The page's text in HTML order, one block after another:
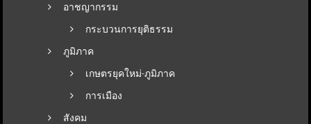
อาชญากรรม
กระบวนการยุติธรรม
ภูมิภาค
เกษตรยุคใหม่-ภูมิภาค
การเมือง
สังคม